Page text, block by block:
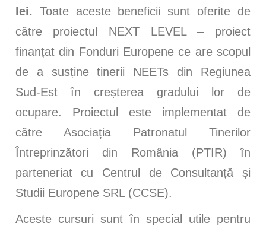
lei. Toate aceste beneficii sunt oferite de
către proiectul NEXT LEVEL – proiect
finanțat din Fonduri Europene ce are scopul
de a susține tinerii NEETs din Regiunea
Sud-Est în creșterea gradului lor de
ocupare. Proiectul este implementat de
către Asociația Patronatul Tinerilor
Întreprinzători din România (PTIR) în
parteneriat cu Centrul de Consultanță și
Studii Europene SRL (CCSE).
Aceste cursuri sunt în special utile pentru